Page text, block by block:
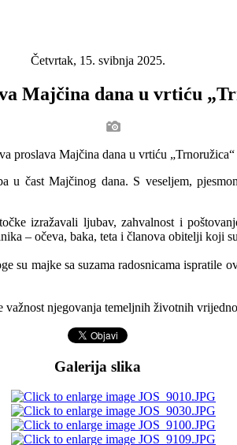
Četvrtak, 15. svibnja 2025.
Majčina dana u vrtiću
u čast Majčinog dana. S veseljem,
izražavali ljubav, zahvalnost i
– očeva, baka, teta i članova obitelji koji
majke sa suzama radosnicama ispratile
njegovanja temeljnih životnih
Galerija slika